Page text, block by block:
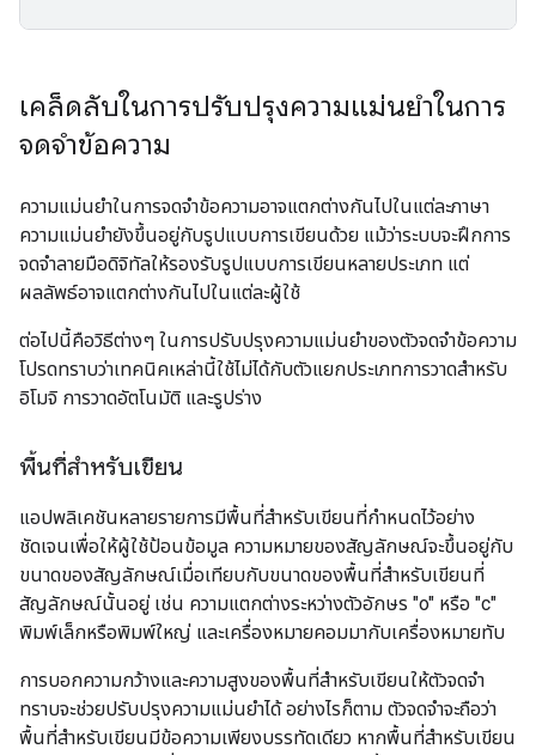
เคล็ดลับในการปรับปรุงความแม่นยำในการ
จดจำข้อความ
ความแม่นยำในการจดจำข้อความอาจแตกต่างกันไปในแต่ละภาษา
ความแม่นยำยังขึ้นอยู่กับรูปแบบการเขียนด้วย แม้ว่าระบบจะฝึกการ
จดจำลายมือดิจิทัลให้รองรับรูปแบบการเขียนหลายประเภท แต่
ผลลัพธ์อาจแตกต่างกันไปในแต่ละผู้ใช้
ต่อไปนี้คือวิธีต่างๆ ในการปรับปรุงความแม่นยำของตัวจดจำข้อความ
โปรดทราบว่าเทคนิคเหล่านี้ใช้ไม่ได้กับตัวแยกประเภทการวาดสำหรับ
อิโมจิ การวาดอัตโนมัติ และรูปร่าง
พื้นที่สำหรับเขียน
แอปพลิเคชันหลายรายการมีพื้นที่สำหรับเขียนที่กำหนดไว้อย่าง
ชัดเจนเพื่อให้ผู้ใช้ป้อนข้อมูล ความหมายของสัญลักษณ์จะขึ้นอยู่กับ
ขนาดของสัญลักษณ์เมื่อเทียบกับขนาดของพื้นที่สำหรับเขียนที่
สัญลักษณ์นั้นอยู่ เช่น ความแตกต่างระหว่างตัวอักษร "o" หรือ "c"
พิมพ์เล็กหรือพิมพ์ใหญ่ และเครื่องหมายคอมมากับเครื่องหมายทับ
การบอกความกว้างและความสูงของพื้นที่สำหรับเขียนให้ตัวจดจำ
ทราบจะช่วยปรับปรุงความแม่นยำได้ อย่างไรก็ตาม ตัวจดจำจะถือว่า
พื้นที่สำหรับเขียนมีข้อความเพียงบรรทัดเดียว หากพื้นที่สำหรับเขียน